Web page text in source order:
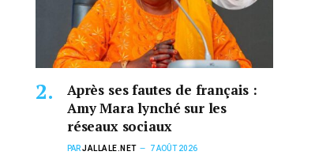
Après ses fautes de français :
Amy Mara lynché sur les
réseaux sociaux
PARJALLALE.NET 7 AOÛT 2026